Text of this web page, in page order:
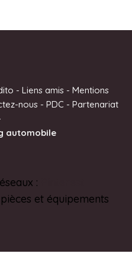
- Liens amis - Mentions
nous- PDC - Partenariat
automobile
:
et équipements